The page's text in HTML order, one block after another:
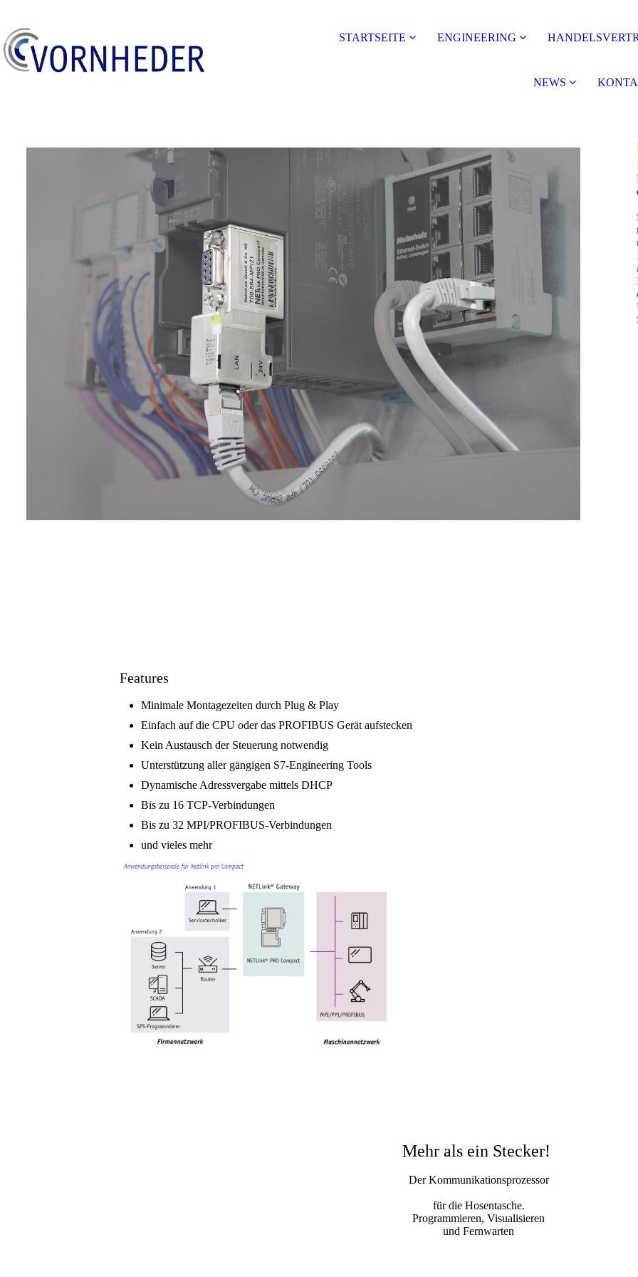
STARTSEITE ENGINEERING
NEWS
Features
Minimale Montagezeiten durch Plug & Play
Einfach auf die CPU oder das PROFIBUS Gerät aufstecken
Kein Austausch der Steuerung notwendig
Unterstützung aller gängigen S7-Engineering Tools
Dynamische Adressvergabe mittels DHCP
Bis zu 16 TCP-Verbindungen
Bis zu 32 MPI/PROFIBUS-Verbindungen
und vieles mehr
Mehr als ein Stecker!
Der Kommunikationsprozessor
für die Hosentasche.
Programmieren, Visualisieren
und Fernwarten